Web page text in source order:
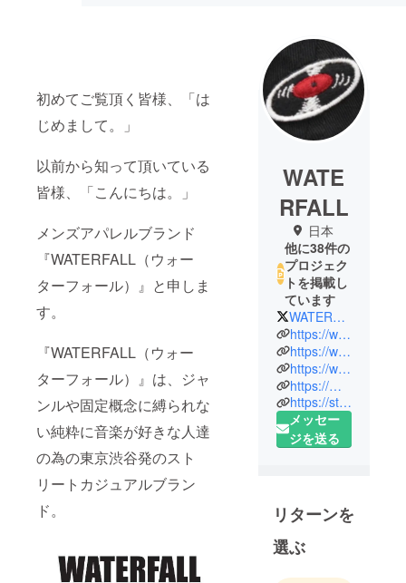
初めてご覧頂く皆様、「は
じめまして。」
以前から知って頂いている
皆様、「こんにちは。」
メンズアパレルブランド
『WATERFALL（ウォー
ターフォール）』と申しま
す。
『WATERFALL（ウォー
ターフォール）』は、ジャ
ンルや固定概念に縛られな
い純粋に音楽が好きな人達
の為の東京渋谷発のスト
リートカジュアルブラン
ド。
WATE
RFALL
日本
他に38件の
プロジェク
トを掲載し
ています
WATERFALL1989
https://waterfall1989.square.site/
https://waterfall.stores.jp/
https://waterfall.theshop.jp/
https://mpp.tower.jp/seller/wPbMZ5/seller-item/?items=
https://store.shopping.yahoo.co.jp/waterfall/
メッセー
ジを送る
リターンを
選ぶ